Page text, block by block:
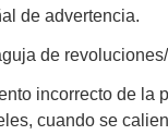
de advertencia.
de
incorrecto de la
cuando se